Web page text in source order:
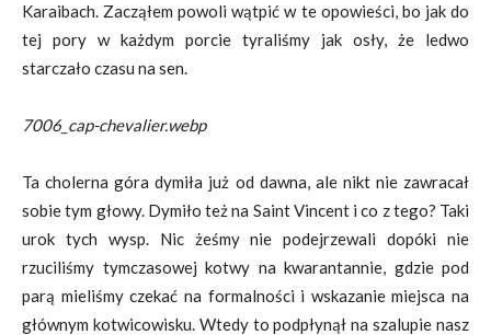
Karaibach. Zacząłem powoli wątpić w te opowieści, bo jak do
tej pory w każdym porcie tyraliśmy jak osły, że ledwo
starczało czasu na sen.
7006_cap-chevalier.webp
Ta cholerna góra dymiła już od dawna, ale nikt nie zawracał
sobie tym głowy. Dymiło też na Saint Vincent i co z tego? Taki
urok tych wysp. Nic żeśmy nie podejrzewali dopóki nie
rzuciliśmy tymczasowej kotwy na kwarantannie, gdzie pod
parą mieliśmy czekać na formalności i wskazanie miejsca na
głównym kotwicowisku. Wtedy to podpłynął na szalupie nasz